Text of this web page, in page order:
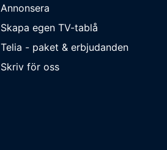
Annonsera
Skapa egen TV-tablå
Telia - paket & erbjudanden
Skriv för oss